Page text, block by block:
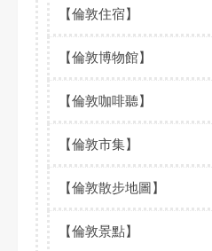
【倫敦住宿】
【倫敦博物館】
【倫敦咖啡聽】
【倫敦市集】
【倫敦散步地圖】
【倫敦景點】